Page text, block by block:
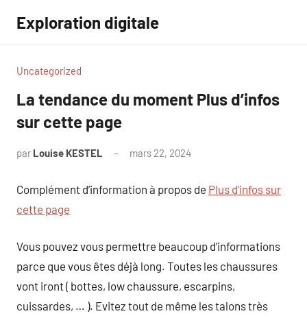
contenu
Exploration digitale
Uncategorized
La tendance du moment Plus d’infos
sur cette page
par Louise KESTEL mars 22, 2024
Complément d’information à propos de Plus d’infos sur
cette page
Vous pouvez vous permettre beaucoup d’informations
parce que vous êtes déjà long. Toutes les chaussures
vont iront ( bottes, low chaussure, escarpins,
cuissardes, … ). Evitez tout de même les talons très